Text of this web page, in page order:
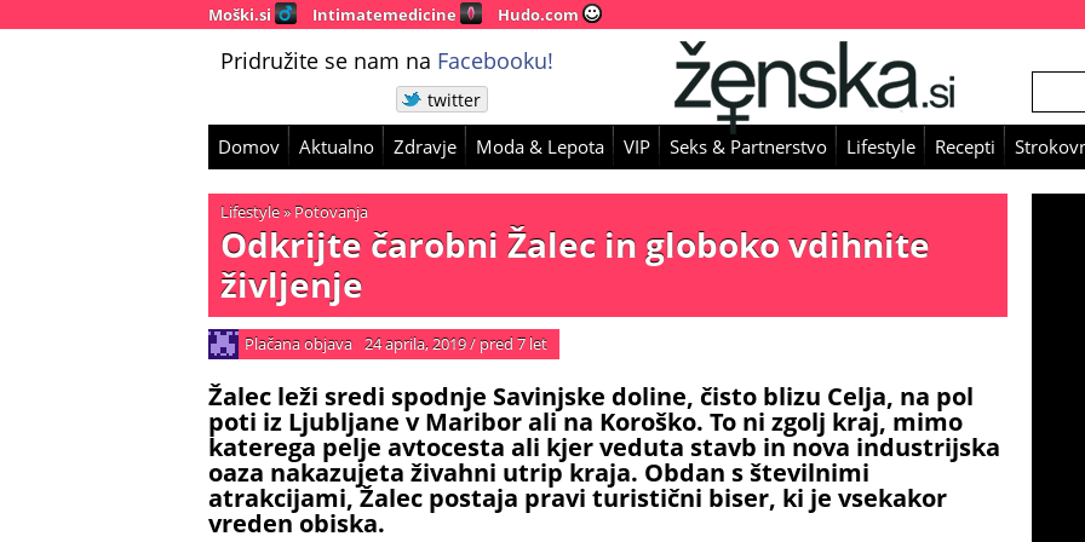
Moški.si Intimatemedicine Hudo.com
Pridružite se nam na Facebooku!
twitter
Domov Aktualno Zdravje Moda & Lepota VIP Seks & Partnerstvo Lifestyle Recepti
Lifestyle» Potovanja
Odkrijte čarobni Žalec in globoko vdihnite
življenje
Plačana objava 24 aprila, 2019/ pred 7 let
Žalec leži sredi spodnje Savinjske doline, čisto blizu Celja, na pol
poti iz Ljubljane v Maribor ali na Koroško. To ni zgolj kraj, mimo
katerega pelje avtocesta ali kjer veduta stavb in nova industrijska
oaza nakazujeta živahni utrip kraja. Obdan s številnimi
atrakcijami, Žalec postaja pravi turistični biser, ki je vsekakor
vreden obiska.